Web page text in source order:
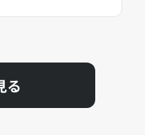
る